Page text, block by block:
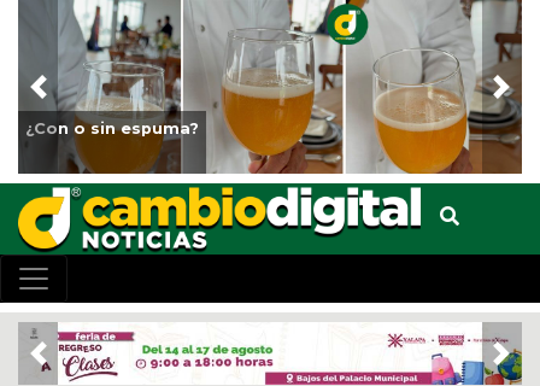
¿Con o sin espuma?
Previous
Previous